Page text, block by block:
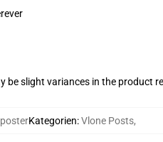
be slight variances in the product
Kategorien:Vlone Posts,